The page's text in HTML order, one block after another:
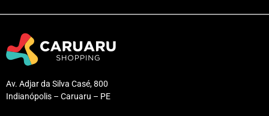
Av. Adjar da Silva Casé, 800
Indianópolis – Caruaru – PE